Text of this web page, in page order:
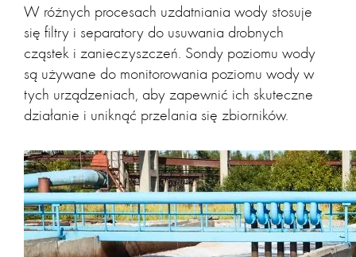
W różnych procesach uzdatniania wody stosuje
się filtry i separatory do usuwania drobnych
cząstek i zanieczyszczeń. Sondy poziomu wody
są używane do monitorowania poziomu wody w
tych urządzeniach, aby zapewnić ich skuteczne
działanie i uniknąć przelania się zbiorników.